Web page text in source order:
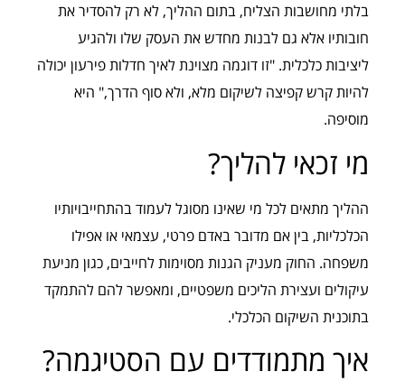
בלתי מחושבות הצליח, בתום ההליך, לא רק להסדיר את
חובותיו אלא גם לבנות מחדש את העסק שלו ולהגיע
ליציבות כלכלית. "זו דוגמה מצוינת לאיך חדלות פירעון יכולה
להיות קרש קפיצה לשיקום מלא, ולא סוף הדרך," היא
מוסיפה.
מי זכאי להליך?
ההליך מתאים לכל מי שאינו מסוגל לעמוד בהתחייבויותיו
הכלכליות, בין אם מדובר באדם פרטי, עצמאי או אפילו
משפחה. החוק מעניק הגנות מסוימות לחייבים, כגון מניעת
עיקולים ועצירת הליכים משפטיים, ומאפשר להם להתמקד
בתוכנית השיקום הכלכלי.
איך מתמודדים עם הסטיגמה?